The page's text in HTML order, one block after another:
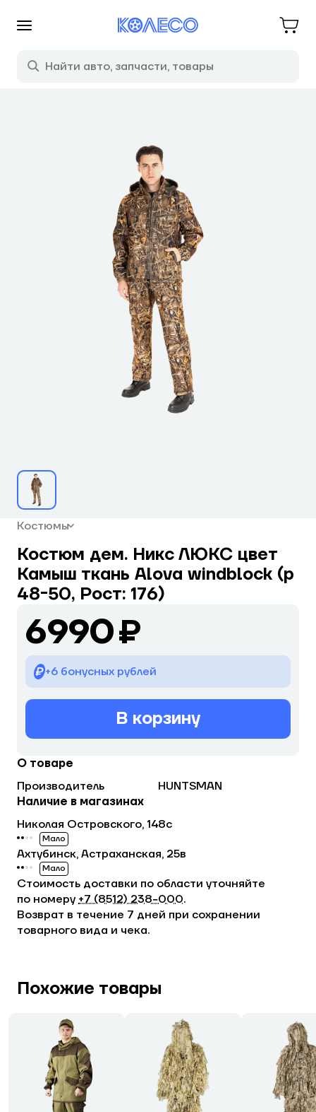
Костюмы
Костюм дем. Никс ЛЮКС цвет
Камыш ткань Alova windblock (р
48-50, Рост: 176)
6990 ₽
+6 бонусных рублей
В корзину
О товаре
Производитель
HUNTSMAN
Стоимость доставки по области уточняйте
по номеру +7 (8512) 238−000.
Возврат в течение 7 дней при сохранении
товарного вида и чека.
Наличие в магазинах
Николая Островского, 148с
Мало
Ахтубинск, Астраханская, 25в
Мало
Похожие товары